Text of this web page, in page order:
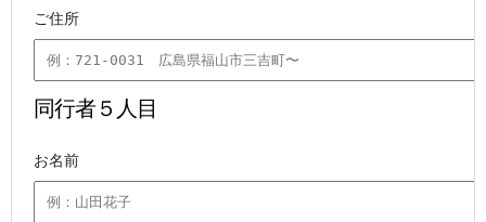
ご住所
同行者５人目
お名前